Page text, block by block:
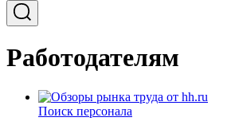
Работодателям
Поиск персонала